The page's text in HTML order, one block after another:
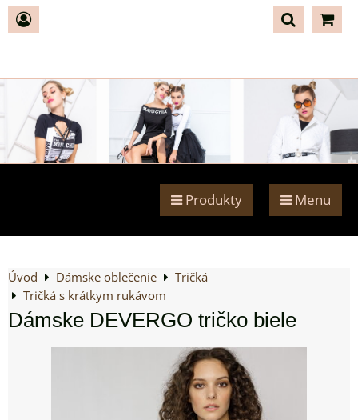
Produkty Menu
Úvod Dámske oblečenie
Tričká
Tričká s krátkym rukávom
Dámske DEVERGO tričko biele